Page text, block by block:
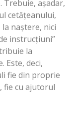
așadar,
cetățeanului,
naștere, nici
instrucțiuni”
la
Este, deci,
fie din proprie
fie cu ajutorul